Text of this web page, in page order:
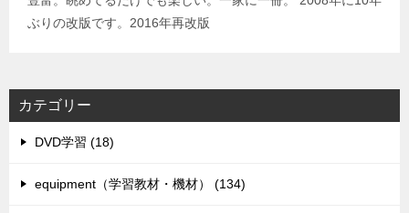
ぶりの改版です。2016年再改版
カテゴリー
DVD学習 (18)
equipment（学習教材・機材） (134)